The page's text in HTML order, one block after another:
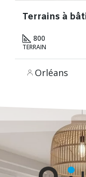
Terrains à
800
TERRAIN
Orléans